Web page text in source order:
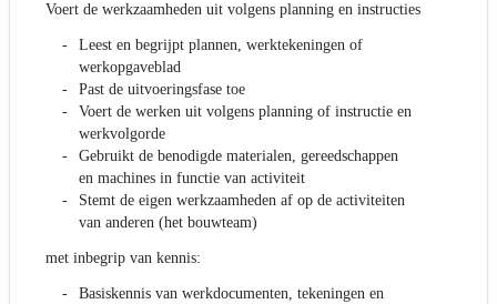
Voert de werkzaamheden uit volgens planning en instructies
Leest en begrijpt plannen, werktekeningen of
werkopgaveblad
Past de uitvoeringsfase toe
Voert de werken uit volgens planning of instructie en
werkvolgorde
Gebruikt de benodigde materialen, gereedschappen
en machines in functie van activiteit
Stemt de eigen werkzaamheden af op de activiteiten
van anderen (het bouwteam)
met inbegrip van kennis:
Basiskennis van werkdocumenten, tekeningen en